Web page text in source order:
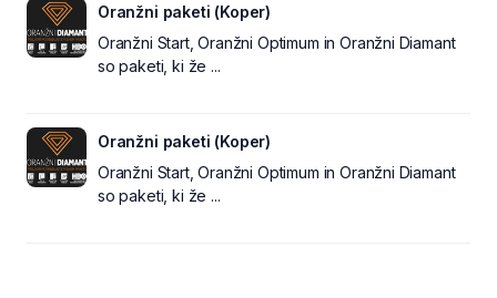
Oranžni paketi (Koper)
Oranžni Start, Oranžni Optimum in Oranžni Diamant
so paketi, ki že ...
Oranžni paketi (Koper)
Oranžni Start, Oranžni Optimum in Oranžni Diamant
so paketi, ki že ...